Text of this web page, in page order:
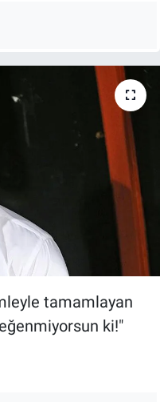
tamamlayan
ki!"